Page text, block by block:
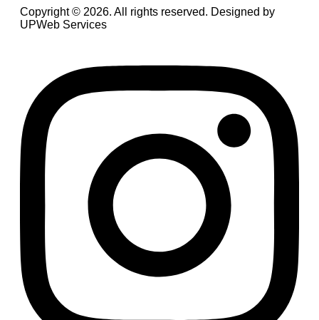
Copyright © 2026. All rights reserved. Designed by
UPWeb Services